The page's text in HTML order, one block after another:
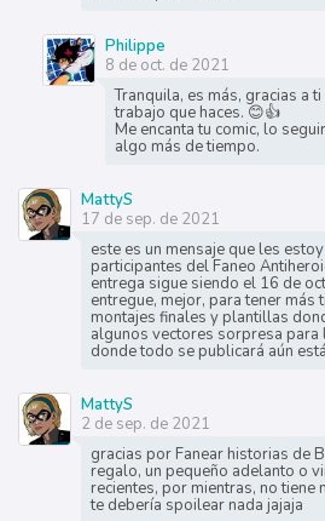
Philippe
8 de oct. de 2021
Tranquila, es más, gracias a
trabajo que haces. 😊👍
Me encanta tu comic, lo
algo más de tiempo.
MattyS
17 de sep. de 2021
este es un mensaje que les
participantes del Faneo
entrega sigue siendo el 16 de
entregue, mejor, para tener más
montajes finales y plantillas
algunos vectores sorpresa para
donde todo se publicará aún
MattyS
2 de sep. de 2021
gracias por Fanear historias de
regalo, un pequeño adelanto o
recientes, por mientras, no tiene
te debería spoilear nada jajaja